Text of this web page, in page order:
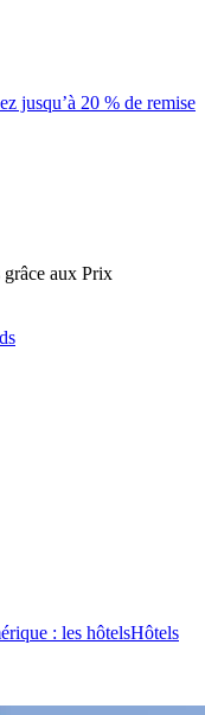
jusqu’à 20 % de remise
grâce aux Prix
: les hôtelsHôtels